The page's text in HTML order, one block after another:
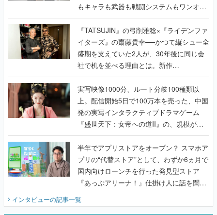
もキャラも武器も戦闘システムもワンオフ
で作り込まれた理由を両ディレクターに聞
く
『TATSUJIN』の弓削雅稔×『ライデンファ
イターズ』の齋藤貴幸──かつて縦シュー全
盛期を支えていた2人が、30年後に同じ会
社で机を並べる理由とは。新作
『TATSUJIN EXTREME』で初タッグを組
んだレジェンド2人に訊く開発秘話
実写映像1000分、ルート分岐100種類以
上。配信開始5日で100万本を売った、中国
発の実写インタラクティブドラマゲーム
『盛世天下：女帝への道II』の、規模が違
うこだわりをプロデューサーに聞いた
半年でアプリストアをオープン？ スマホア
プリの“代替ストア”として、わずか6ヵ月で
国内向けローンチを行った発見型ストア
『あっぷアリーナ！』仕掛け人に話を聞い
インタビューの記事一覧